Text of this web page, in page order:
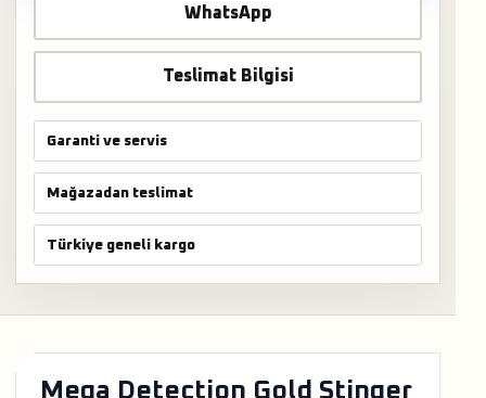
WhatsApp
Teslimat Bilgisi
Garanti ve servis
Mağazadan teslimat
Türkiye geneli kargo
Mega Detection Gold Stinger